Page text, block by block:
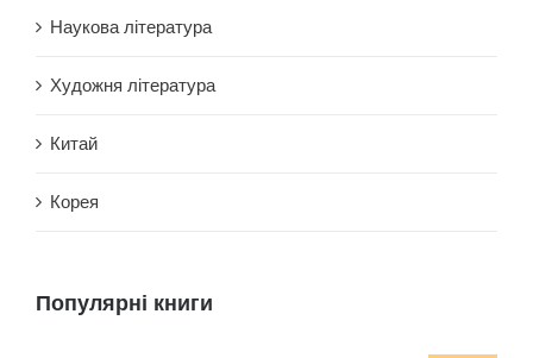
Наукова література
Художня література
Китай
Корея
Популярні книги